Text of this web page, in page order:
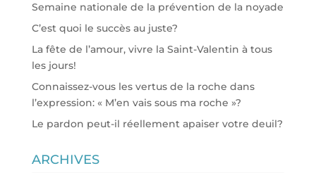
Semaine nationale de la prévention de la noyade
C’est quoi le succès au juste?
La fête de l’amour, vivre la Saint-Valentin à tous
les jours!
Connaissez-vous les vertus de la roche dans
l’expression: « M’en vais sous ma roche »?
Le pardon peut-il réellement apaiser votre deuil?
ARCHIVES